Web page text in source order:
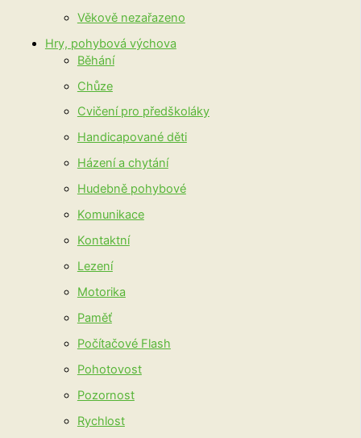
Věkově nezařazeno
Hry, pohybová výchova
Běhání
Chůze
Cvičení pro předškoláky
Handicapované děti
Házení a chytání
Hudebně pohybové
Komunikace
Kontaktní
Lezení
Motorika
Paměť
Počítačové Flash
Pohotovost
Pozornost
Rychlost